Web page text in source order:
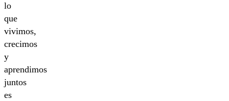
lo
que
vivimos,
crecimos
y
aprendimos
juntos
es